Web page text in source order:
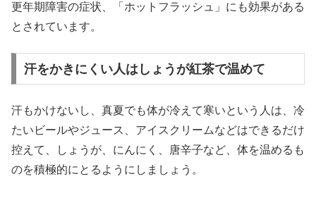
更年期障害の症状、「ホットフラッシュ」にも効果がある
とされています。
汗をかきにくい人はしょうが紅茶で温めて
汗もかけないし、真夏でも体が冷えて寒いという人は、冷
たいビールやジュース、アイスクリームなどはできるだけ
控えて、しょうが、にんにく、唐辛子など、体を温めるも
のを積極的にとるようにしましょう。